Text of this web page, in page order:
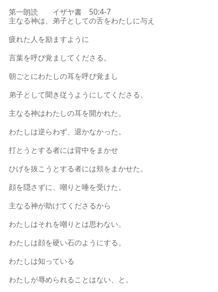
第一朗読 イザヤ書 50:4-7
主なる神は、弟子としての舌をわたしに与え
疲れた人を励ますように
言葉を呼び覚ましてくださる。
朝ごとにわたしの耳を呼び覚まし
弟子として聞き従うようにしてくださる。
主なる神はわたしの耳を開かれた。
わたしは逆らわず、退かなかった。
打とうとする者には背中をまかせ
ひげを抜こうとする者には頬をまかせた。
顔を隠さずに、嘲りと唾を受けた。
主なる神が助けてくださるから
わたしはそれを嘲りとは思わない。
わたしは顔を硬い石のようにする。
わたしは知っている
わたしが辱められることはない、と。